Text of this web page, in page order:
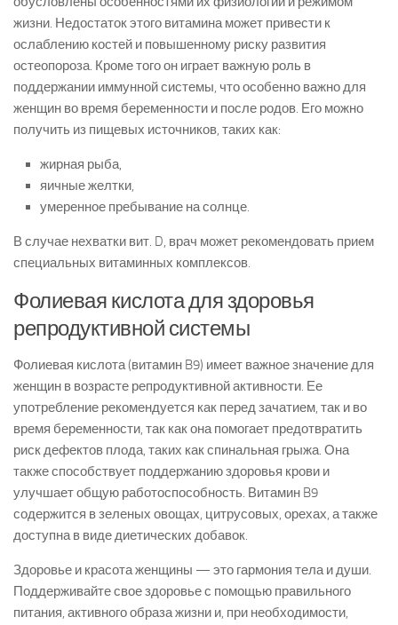
жизни. Недостаток этого витамина может привести к
ослаблению костей и повышенному риску развития
остеопороза. Кроме того он играет важную роль в
поддержании иммунной системы, что особенно важно для
женщин во время беременности и после родов. Его можно
получить из пищевых источников, таких как:
жирная рыба,
яичные желтки,
умеренное пребывание на солнце.
В случае нехватки вит. D, врач может рекомендовать прием
специальных витаминных комплексов.
Фолиевая кислота для здоровья
репродуктивной системы
Фолиевая кислота (витамин B9) имеет важное значение для
женщин в возрасте репродуктивной активности. Ее
употребление рекомендуется как перед зачатием, так и во
время беременности, так как она помогает предотвратить
риск дефектов плода, таких как спинальная грыжа. Она
также способствует поддержанию здоровья крови и
улучшает общую работоспособность. Витамин B9
содержится в зеленых овощах, цитрусовых, орехах, а также
доступна в виде диетических добавок.
Здоровье и красота женщины — это гармония тела и души.
Поддерживайте свое здоровье с помощью правильного
питания, активного образа жизни и, при необходимости,